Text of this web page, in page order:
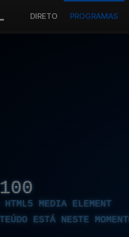
DIRETO PROGRAMAS
100
HTML5 MEDIA ELEMENT
ESTÁ NESTE